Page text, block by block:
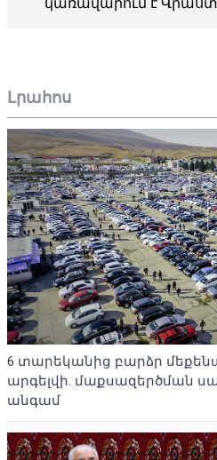
Լրահոս
6 տարեկանից բարձր
արգելվի. մաքսազերծման
անգամ